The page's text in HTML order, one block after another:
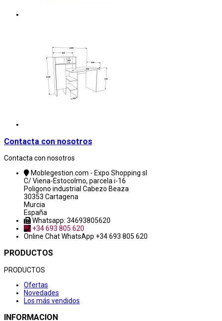
Contacta con nosotros
Contacta con nosotros
Moblegestion.com - Expo Shopping sl
C/ Viena-Estocolmo, parcela i-16
Poligono industrial Cabezo Beaza
30353 Cartagena
Murcia
España
Whatsapp: 34693805620
+34 693 805 620
Online ChatWhatsApp +34 693 805 620
PRODUCTOS
PRODUCTOS
Ofertas
Novedades
Los más vendidos
INFORMACION